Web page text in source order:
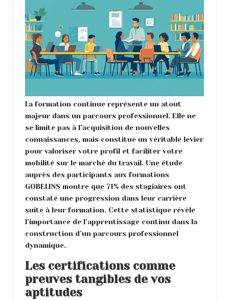
La formation continue représente un atout
majeur dans un parcours professionnel. Elle ne
se limite pas à l’acquisition de nouvelles
connaissances, mais constitue un véritable levier
pour valoriser votre profil et faciliter votre
mobilité sur le marché du travail. Une étude
auprès des participants aux formations
GOBELINS montre que 71% des stagiaires ont
constaté une progression dans leur carrière
suite à leur formation. Cette statistique révèle
l’importance de l’apprentissage continu dans la
construction d’un parcours professionnel
dynamique.
Les certifications comme
preuves tangibles de vos
aptitudes